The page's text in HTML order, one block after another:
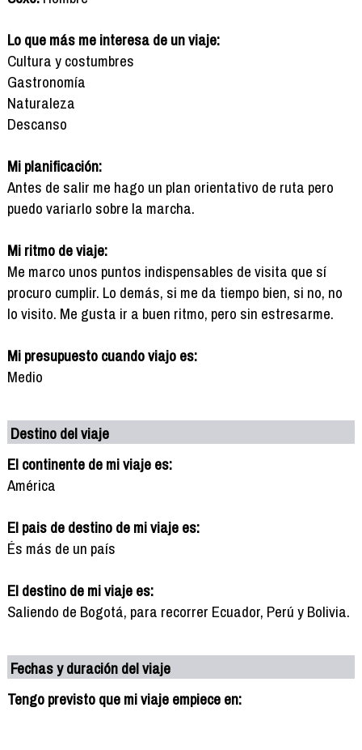
Lo que más me interesa de un viaje:
Cultura y costumbres
Gastronomía
Naturaleza
Descanso
Mi planificación:
Antes de salir me hago un plan orientativo de ruta pero
puedo variarlo sobre la marcha.
Mi ritmo de viaje:
Me marco unos puntos indispensables de visita que sí
procuro cumplir. Lo demás, si me da tiempo bien, si no, no
lo visito. Me gusta ir a buen ritmo, pero sin estresarme.
Mi presupuesto cuando viajo es:
Medio
Destino del viaje
El continente de mi viaje es:
América
El pais de destino de mi viaje es:
És más de un país
El destino de mi viaje es:
Saliendo de Bogotá, para recorrer Ecuador, Perú y Bolivia.
Fechas y duración del viaje
Tengo previsto que mi viaje empiece en: